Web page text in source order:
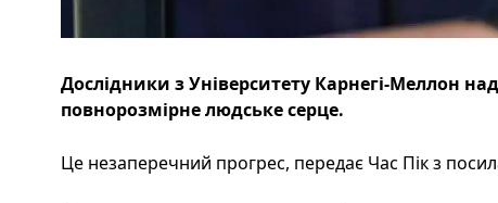
Дослідники з Університету Карнегі-Меллон
повнорозмірне людське серце.
Це незаперечний прогрес, передає Час Пік з